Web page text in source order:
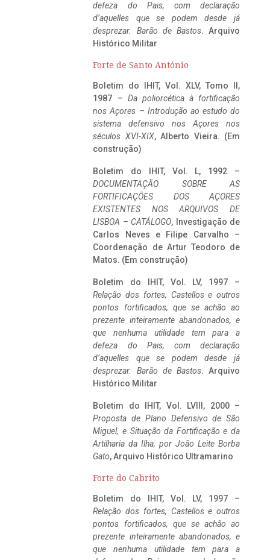
defeza do Pais, com declaração
d’aquelles que se podem desde já
desprezar. Barão de Bastos. Arquivo
Histórico Militar
Forte de Santo António
Boletim do IHIT, Vol. XLV, Tomo II,
1987 – Da poliorcética à fortificação
nos Açores – Introdução ao estudo do
sistema defensivo nos Açores nos
séculos XVI-XIX, Alberto Vieira. (Em
construção)
Boletim do IHIT, Vol. L, 1992 –
DOCUMENTAÇÃO SOBRE AS
FORTIFICAÇÕES DOS AÇORES
EXISTENTES NOS ARQUIVOS DE
LISBOA – CATÁLOGO, Investigação de
Carlos Neves e Filipe Carvalho –
Coordenação de Artur Teodoro de
Matos. (Em construção)
Boletim do IHIT, Vol. LV, 1997 –
Relação dos fortes, Castellos e outros
pontos fortificados, que se achão ao
prezente inteiramente abandonados, e
que nenhuma utilidade tem para a
defeza do Pais, com declaração
d’aquelles que se podem desde já
desprezar. Barão de Bastos. Arquivo
Histórico Militar
Boletim do IHIT, Vol. LVIII, 2000 –
Proposta de Plano Defensivo de São
Miguel, e Situação da Fortificação e da
Artilharia da Ilha, por João Leite Borba
Gato, Arquivo Histórico Ultramarino
Forte do Cabrito
Boletim do IHIT, Vol. LV, 1997 –
Relação dos fortes, Castellos e outros
pontos fortificados, que se achão ao
prezente inteiramente abandonados, e
que nenhuma utilidade tem para a